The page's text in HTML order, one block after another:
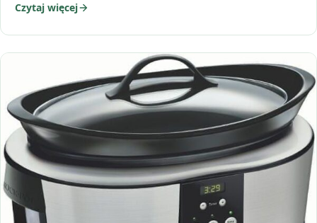
Czytaj więcej